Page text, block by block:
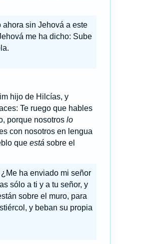
sin Jehová a este
me ha dicho: Sube
hijo de Hilcías, y
Te ruego que hables
porque nosotros lo
con nosotros en lengua
que está sobre el
ha enviado mi señor
sólo a ti y a tu señor, y
sobre el muro, para
y beban su propia